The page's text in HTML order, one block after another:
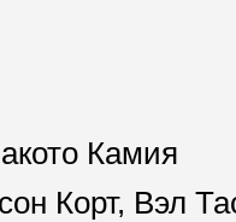
Камия
Корт, Вэл